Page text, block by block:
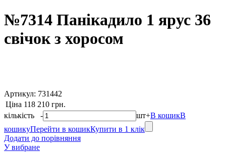
№7314 Панікадило 1 ярус 36
свічок з хоросом
Артикул: 731442
Ціна 118 210 грн.
кількість - шт+В кошикВ
кошикуПерейти в кошикКупити в 1 клік
Додати до порівняння
У вибране